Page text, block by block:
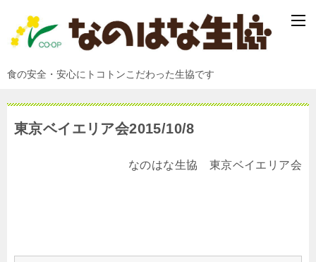
食の安全・安心にトコトンこだわった生協です
東京ベイエリア会2015/10/8
なのはな生協 東京ベイエリア会